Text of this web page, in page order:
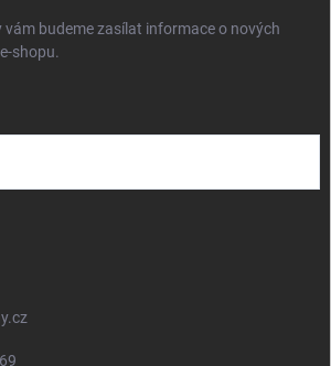
vám budeme zasílat informace o nových
shopu.